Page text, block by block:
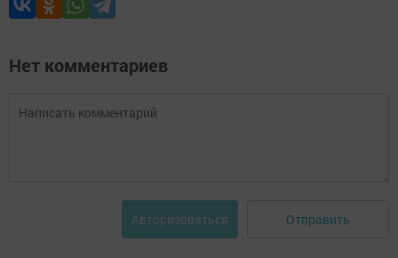
Нет комментариев
Авторизоваться Отправить